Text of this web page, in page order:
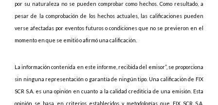
por su naturaleza no se pueden comprobar como hechos. Como resultado, a
pesar de la comprobación de los hechos actuales, las calificaciones pueden
verse afectadas por eventos futuros o condiciones que no se previeron en el
momento en que se emitió o afirmó una calificación.
La información contenida en este informe, recibida del emisor”, se proporciona
sin ninguna representación o garantía de ningún tipo. Una calificación de FIX
SCR S.A. es una opinión en cuanto a la calidad crediticia de una emisión. Esta
opinión se basa en criterios establecidos y metodologías que FIX SCR S.A.